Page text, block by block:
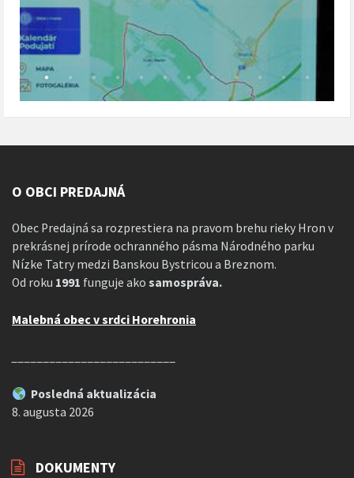
O OBCI PREDAJNÁ
Obec Predajná sa rozprestiera na pravom brehu rieky Hron v
prekrásnej prírode ochranného pásma Národného parku
Nízke Tatry medzi Banskou Bystricou a Breznom.
Od roku 1991 funguje ako samospráva.
Malebná obec v srdci Horehronia
Posledná aktualizácia
8. augusta 2026
DOKUMENTY